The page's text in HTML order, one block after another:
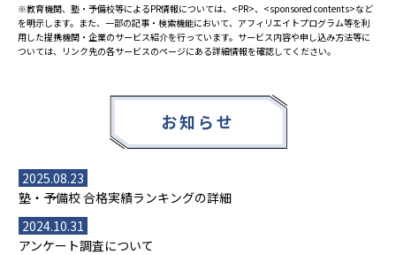
※教育機関、塾・予備校等によるPR情報については、<PR>、<sponsored contents>など
を明示します。また、一部の記事・検索機能において、アフィリエイトプログラム等を利
用した提携機関・企業のサービス紹介を行っています。サービス内容や申し込み方法等に
ついては、リンク先の各サービスのページにある詳細情報を確認してください。
お知らせ
2025.08.23
塾・予備校 合格実績ランキングの詳細
2024.10.31
アンケート調査について